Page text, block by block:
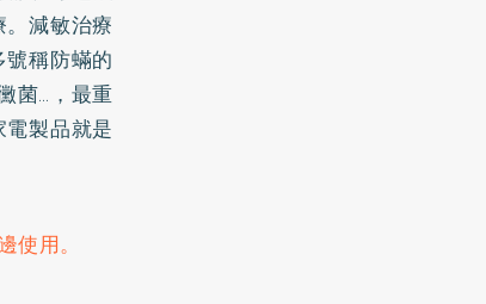
減敏治療
稱防蟎的
菌…，最重
製品就是
用。